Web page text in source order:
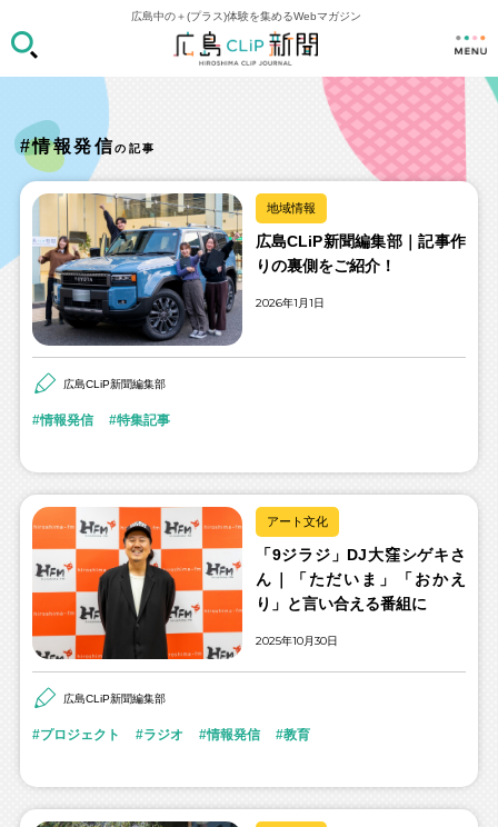
広島中の＋(プラス)体験を集めるWebマガジン
#情報発信の記事
地域情報
広島CLiP新聞編集部｜記事作
りの裏側をご紹介！
2026年1月1日
広島CLiP新聞編集部
情報発信 特集記事
アート文化
「9ジラジ」DJ大窪シゲキさ
ん｜「ただいま」「おかえ
り」と言い合える番組に
2025年10月30日
広島CLiP新聞編集部
プロジェクト ラジオ 情報発信 教育